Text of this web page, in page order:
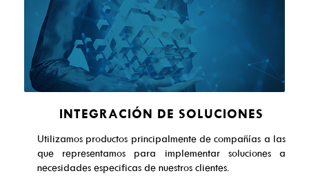
INTEGRACIÓN DE SOLUCIONES
Utilizamos productos principalmente de compañías a las
que representamos para implementar soluciones a
necesidades especificas de nuestros clientes.